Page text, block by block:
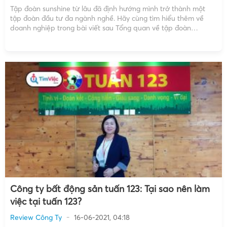
Tập đoàn sunshine từ lâu đã định hướng mình trở thành một
tập đoàn đầu tư đa ngành nghề. Hãy cùng tìm hiểu thêm về
doanh nghiệp trong bài viết sau Tổng quan về tập đoàn
Công ty bất động sản tuấn 123: Tại sao nên làm
việc tại tuấn 123?
Review Công Ty 16-06-2021, 04:18